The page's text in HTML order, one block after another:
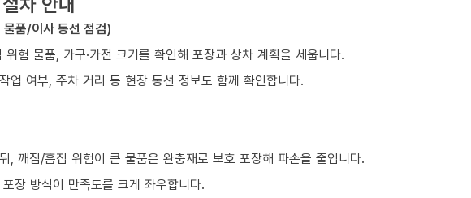
품/이사 동선 점검)
험 물품, 가구·가전 크기를 확인해 포장과 상차 계획을 세웁니다.
업 여부, 주차 거리 등 현장 동선 정보도 함께 확인합니다.
, 깨짐/흠집 위험이 큰 물품은 완충재로 보호 포장해 파손을 줄입니다.
장 방식이 만족도를 크게 좌우합니다.